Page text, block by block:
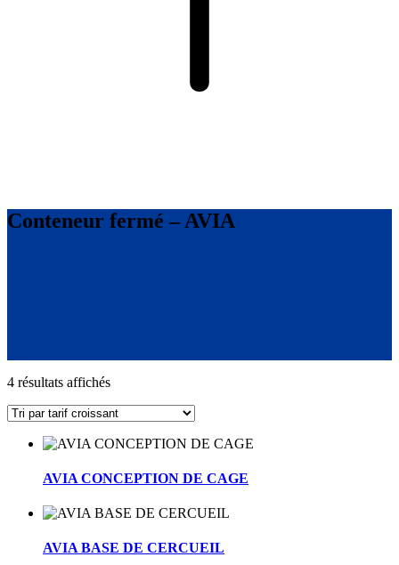
Conteneur fermé – AVIA
4 résultats affichésTrié
prix
AVIA CONCEPTION DE CAGE
AVIA BASE DE CERCUEIL